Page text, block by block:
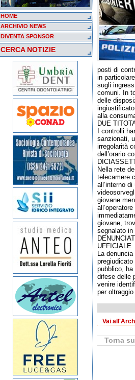
HOME
ARCHIVIO NEWS
DIVENTA SPONSOR
CERCA NOTIZIE
posti di
in
sugli
comuni. In
delle
alla
DUE
I controlli
sanzionati,
irregolarità
dell’orario
Nella rete
telecamere
all’interno
giovane
giovane,
segnalato
UFFICIALE
La
pubblico,
difese delle
venire
per
Vai
Torna su